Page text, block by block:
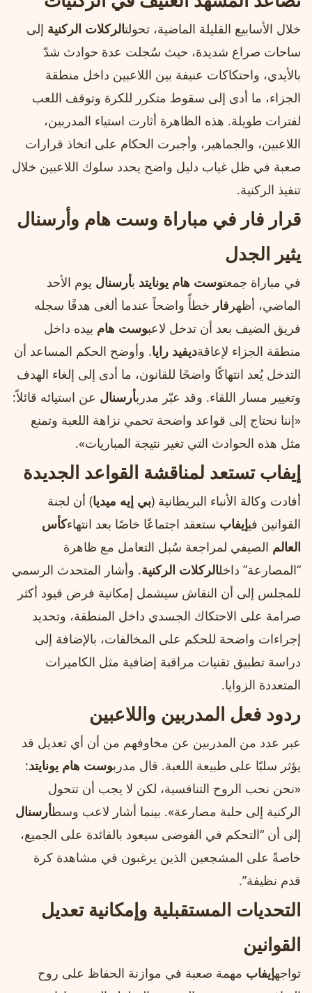
خلال الأسابيع القليلة الماضية، تحولتالركلات الركنية إلى
ساحات صراع شديدة، حيث سُجلت عدة حوادث شدّ
بالأيدي، واحتكاكات عنيفة بين اللاعبين داخل منطقة
الجزاء، ما أدى إلى سقوط متكرر للكرة وتوقف اللعب
لفترات طويلة. هذه الظاهرة أثارت استياء المدربين،
اللاعبين، والجماهير، وأجبرت الحكام على اتخاذ قرارات
صعبة في ظل غياب دليل واضح يحدد سلوك اللاعبين خلال
تنفيذ الركنية.
قرار فار في مباراة وست هام وأرسنال
يثير الجدل
في مباراة جمعتوست هام يونايتد بأرسنال يوم الأحد
الماضي، أظهر فار خطأً واضحاً عندما ألغى هدفًا سجله
فريق الضيف بعد أن تدخل لاعبوست هام بيده داخل
منطقة الجزاء لإعاقةديفيد رايا. وأوضح الحكم المساعد أن
التدخل يُعد انتهاكًا واضحًا للقانون، ما أدى إلى إلغاء الهدف
وتغيير مسار اللقاء. وقد عبّر مدربأرسنال عن استيائه قائلاً:
«إننا نحتاج إلى قواعد واضحة تحمي نزاهة اللعبة وتمنع
مثل هذه الحوادث التي تغير نتيجة المباريات».
إيفاب تستعد لمناقشة القواعد الجديدة
أفادت وكالة الأنباء البريطانية (بي إيه ميديا) أن لجنة
القوانين فيإيفاب ستعقد اجتماعًا خاصًا بعد انتهاءكأس
العالم الصيفي لمراجعة سُبل التعامل مع ظاهرة
“المصارعة” داخلالركلات الركنية. وأشار المتحدث الرسمي
للمجلس إلى أن النقاش سيشمل إمكانية فرض قيود أكثر
صرامة على الاحتكاك الجسدي داخل المنطقة، وتحديد
إجراءات واضحة للحكم على المخالفات، بالإضافة إلى
دراسة تطبيق تقنيات مراقبة إضافية مثل الكاميرات
المتعددة الزوايا.
ردود فعل المدربين واللاعبين
عبر عدد من المدربين عن مخاوفهم من أن أي تعديل قد
يؤثر سلبًا على طبيعة اللعبة. قال مدربوست هام يونايتد:
«نحن نحب الروح التنافسية، لكن لا يجب أن تتحول
الركنية إلى حلبة مصارعة». بينما أشار لاعب وسطأرسنال
إلى أن “التحكم في الفوضى سيعود بالفائدة على الجميع،
خاصةً على المشجعين الذين يرغبون في مشاهدة كرة
قدم نظيفة”.
التحديات المستقبلية وإمكانية تعديل
القوانين
تواجهإيفاب مهمة صعبة في موازنة الحفاظ على روح